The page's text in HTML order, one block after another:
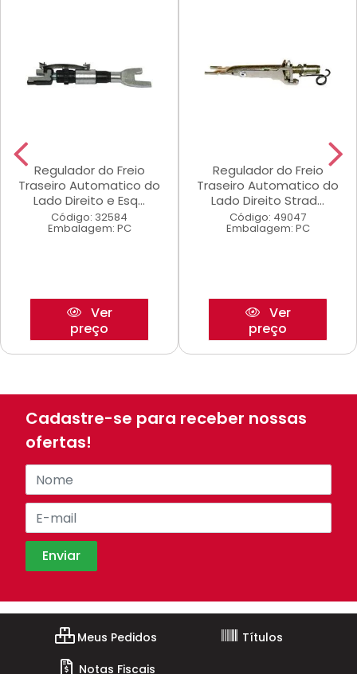
Regulador do Freio
Traseiro Automatico do
Lado Direito e Esq...
Código: 32584
Embalagem: PC
Ver
preço
Regulador do Freio
Traseiro Automatico do
Lado Direito Strad...
Código: 49047
Embalagem: PC
Ver
preço
Cadastre-se para receber nossas
ofertas!
Meus Pedidos
Títulos
Notas Fiscais